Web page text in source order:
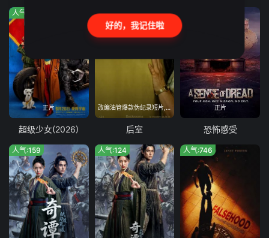
正片
人气:1139
超级少女(2026)
改编油管爆款伪纪录短片,融合都市传说与科幻心理恐怖
人气:1014
后室
正片
恐怖感受
人气:159 人气:124 人气:746
好的，我记住啦